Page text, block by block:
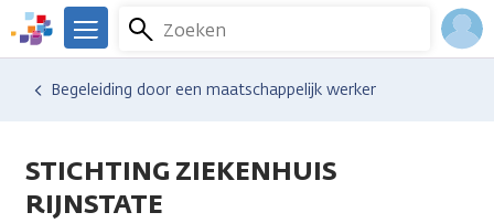
Overslaan
en
naar
We
er
Kanker.nl
Zoeken
Menu
Hulp en ondersteuning
Vind hulp bij kanker
Relaties en gezin
Seksualiteit en intimiteit
Begeleiding door een maatschappelijk werker
STICHTING ZIEKENHUIS
RIJNSTATE